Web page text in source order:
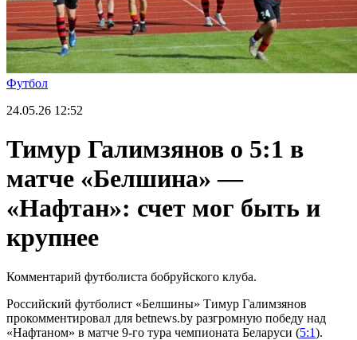
Футбол
24.05.26 12:52
Тимур Галимзянов о 5:1 в
матче «Белшина» —
«Нафтан»: счет мог быть и
крупнее
Комментарий футболиста бобруйского клуба.
Российский футболист «Белшины» Тимур Галимзянов
прокомментировал для betnews.by разгромную победу над
«Нафтаном» в матче 9-го тура чемпионата Беларуси (5:1).